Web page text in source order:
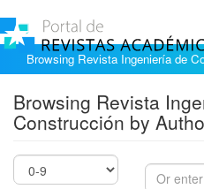
Browsing Revista Ingeniería de
Browsing Revista
Construcción by